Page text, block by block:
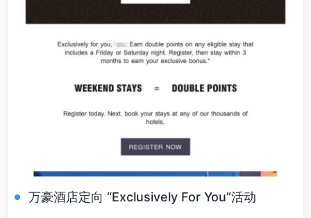
万豪酒店定向 “Exclusively For You”活动